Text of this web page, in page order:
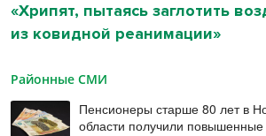
«Хрипят, пытаясь заглотить
из ковидной реанимации»
Районные СМИ
Пенсионеры старше 80 лет в
области получили повышенные